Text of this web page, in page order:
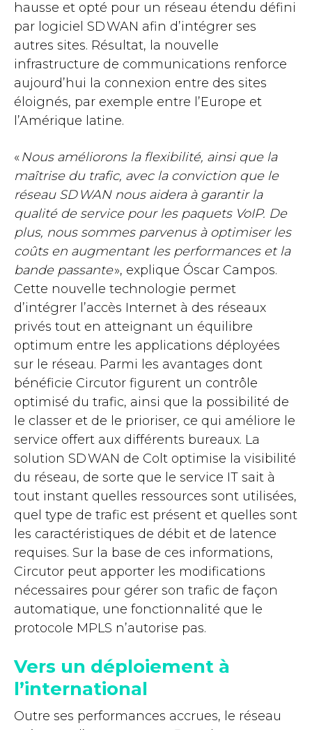
hausse et opté pour un réseau étendu défini
par logiciel SD WAN afin d’intégrer ses
autres sites. Résultat, la nouvelle
infrastructure de communications renforce
aujourd’hui la connexion entre des sites
éloignés, par exemple entre l’Europe et
l’Amérique latine.
«Nous améliorons la flexibilité, ainsi que la
maîtrise du trafic, avec la conviction que le
réseau SD WAN nous aidera à garantir la
qualité de service pour les paquets VoIP. De
plus, nous sommes parvenus à optimiser les
coûts en augmentant les performances et la
bande passante», explique Óscar Campos.
Cette nouvelle technologie permet
d’intégrer l’accès Internet à des réseaux
privés tout en atteignant un équilibre
optimum entre les applications déployées
sur le réseau. Parmi les avantages dont
bénéficie Circutor figurent un contrôle
optimisé du trafic, ainsi que la possibilité de
le classer et de le prioriser, ce qui améliore le
service offert aux différents bureaux. La
solution SD WAN de Colt optimise la visibilité
du réseau, de sorte que le service IT sait à
tout instant quelles ressources sont utilisées,
quel type de trafic est présent et quelles sont
les caractéristiques de débit et de latence
requises. Sur la base de ces informations,
Circutor peut apporter les modifications
nécessaires pour gérer son trafic de façon
automatique, une fonctionnalité que le
protocole MPLS n’autorise pas.
Vers un déploiement à
l’international
Outre ses performances accrues, le réseau